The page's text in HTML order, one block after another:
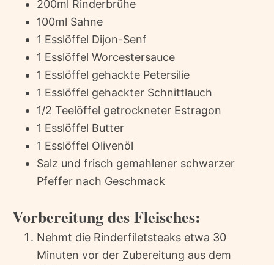
200ml Rinderbrühe
100ml Sahne
1 Esslöffel Dijon-Senf
1 Esslöffel Worcestersauce
1 Esslöffel gehackte Petersilie
1 Esslöffel gehackter Schnittlauch
1/2 Teelöffel getrockneter Estragon
1 Esslöffel Butter
1 Esslöffel Olivenöl
Salz und frisch gemahlener schwarzer
Pfeffer nach Geschmack
Vorbereitung des Fleisches:
Nehmt die Rinderfiletsteaks etwa 30
Minuten vor der Zubereitung aus dem